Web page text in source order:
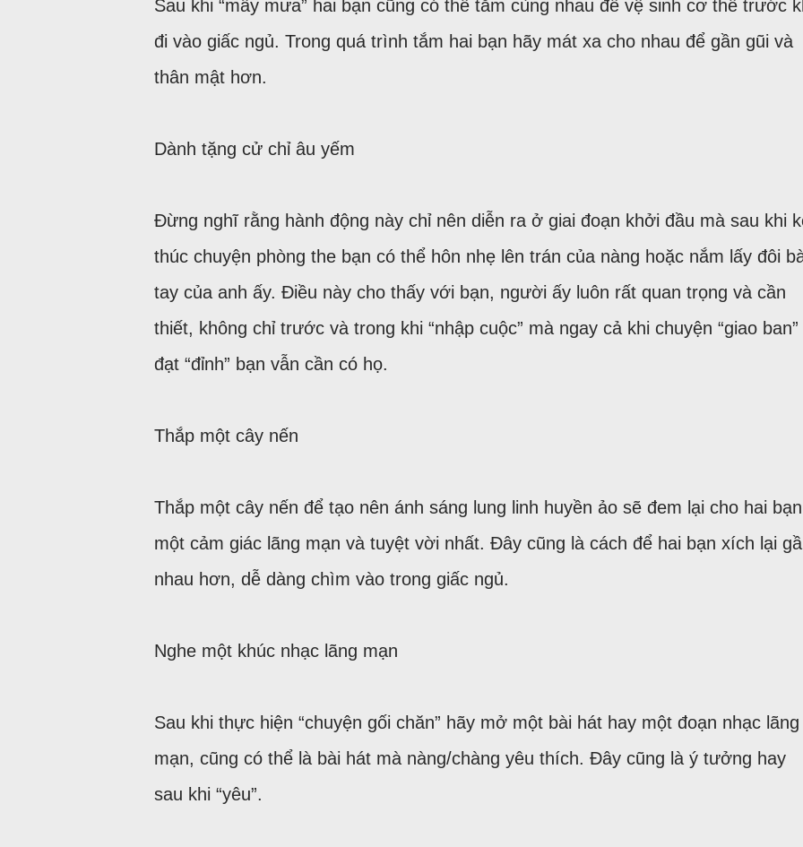
Sau khi “mây mưa” hai bạn cũng có thể tắm cùng nhau để vệ sinh cơ thể trước
đi vào giấc ngủ. Trong quá trình tắm hai bạn hãy mát xa cho nhau để gần gũi và
thân mật hơn.
Dành tặng cử chỉ âu yếm
Đừng nghĩ rằng hành động này chỉ nên diễn ra ở giai đoạn khởi đầu mà sau khi
thúc chuyện phòng the bạn có thể hôn nhẹ lên trán của nàng hoặc nắm lấy đôi
tay của anh ấy. Điều này cho thấy với bạn, người ấy luôn rất quan trọng và cần
thiết, không chỉ trước và trong khi “nhập cuộc” mà ngay cả khi chuyện “giao ban”
đạt “đỉnh” bạn vẫn cần có họ.
Thắp một cây nến
Thắp một cây nến để tạo nên ánh sáng lung linh huyền ảo sẽ đem lại cho hai bạn
một cảm giác lãng mạn và tuyệt vời nhất. Đây cũng là cách để hai bạn xích lại
nhau hơn, dễ dàng chìm vào trong giấc ngủ.
Nghe một khúc nhạc lãng mạn
Sau khi thực hiện “chuyện gối chăn” hãy mở một bài hát hay một đoạn nhạc lãng
mạn, cũng có thể là bài hát mà nàng/chàng yêu thích. Đây cũng là ý tưởng hay
sau khi “yêu”.